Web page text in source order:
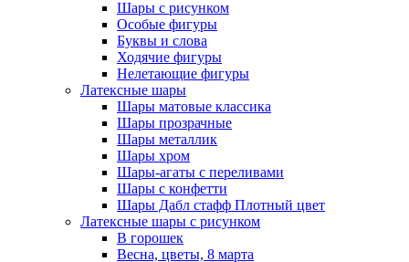
Шары с рисунком
Особые фигуры
Буквы и слова
Ходячие фигуры
Нелетающие фигуры
Латексные шары
Шары матовые классика
Шары прозрачные
Шары металлик
Шары хром
Шары-агаты с переливами
Шары с конфетти
Шары Дабл стафф Плотный цвет
Латексные шары с рисунком
В горошек
Весна, цветы, 8 марта